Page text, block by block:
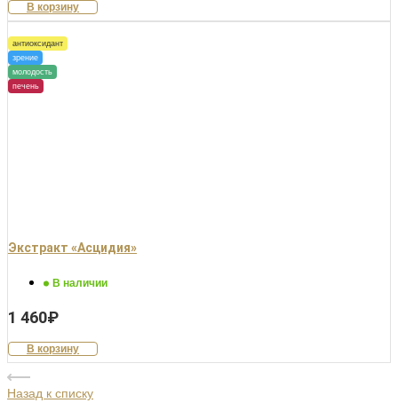
В корзину
антиоксидант
зрение
молодость
печень
Экстракт «Асцидия»
В наличии
1 460₽
В корзину
Назад к списку